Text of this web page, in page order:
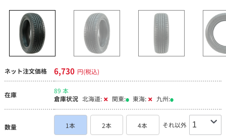
ネット注文価格 6,730 円(税込)
在庫
89 本
倉庫状況 北海道: 関東: 東海: 九州:
数量 1本 2本 4本 それ以外